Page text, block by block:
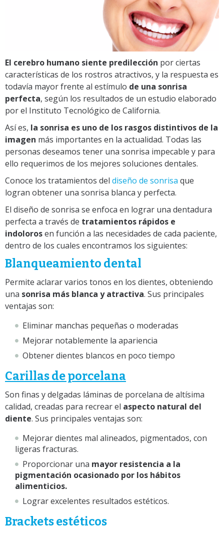
El cerebro humano siente predilección por ciertas
características de los rostros atractivos, y la respuesta es
todavía mayor frente al estímulo de una sonrisa
perfecta, según los resultados de un estudio elaborado
por el Instituto Tecnológico de California.
Así es, la sonrisa es uno de los rasgos distintivos de la
imagen más importantes en la actualidad. Todas las
personas deseamos tener una sonrisa impecable y para
ello requerimos de los mejores soluciones dentales.
Conoce los tratamientos del diseño de sonrisa que
logran obtener una sonrisa blanca y perfecta.
El diseño de sonrisa se enfoca en lograr una dentadura
perfecta a través de tratamientos rápidos e
indolorosen función a las necesidades de cada paciente,
dentro de los cuales encontramos los siguientes:
Blanqueamiento dental
Permite aclarar varios tonos en los dientes, obteniendo
una sonrisa más blanca y atractiva. Sus principales
ventajas son:
Eliminar manchas pequeñas o moderadas
Mejorar notablemente la apariencia
Obtener dientes blancos en poco tiempo
Carillas de porcelana
Son finas y delgadas láminas de porcelana de altísima
calidad, creadas para recrear el aspecto natural del
diente. Sus principales ventajas son:
Mejorar dientes mal alineados, pigmentados, con
ligeras fracturas.
Proporcionar una mayor resistencia a la
pigmentación ocasionado por los hábitos
alimenticios.
Lograr excelentes resultados estéticos.
Brackets estéticos